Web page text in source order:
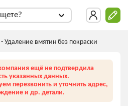
- Удаление вмятин без покраски
ещё не подтвердила
указанных данных.
перезвонить и уточнить адрес,
и др. детали.